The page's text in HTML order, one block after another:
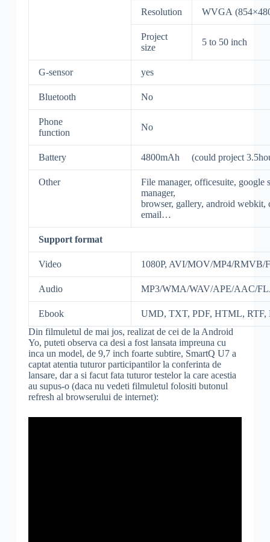
Resolution WVGA
Project
size
5 to 50 inch
G-sensor yes
Bluetooth No
Phone
function
No
Battery 4800mAh (could project
Other
File manager, officesuite, google
manager,
browser, gallery, android webkit,
email…
Support format
Video 1080P, AVI/MOV/MP4/
Audio MP3/WMA/WAV/APE/AAC/
Ebook
UMD, TXT, PDF, HTML,
Din filmuletul de mai jos, realizat de cei de la Android
Yo, puteti observa ca desi a fost lansata impreuna cu
inca un model, de 9,7 inch foarte subtire, SmartQ U7 a
captat atentia tuturor participantilor la conferinta de
lansare, dar a si facut fata tuturor testelor la care acestia
au supus-o (daca nu vedeti filmuletul folositi butonul
refresh al browserului de internet):